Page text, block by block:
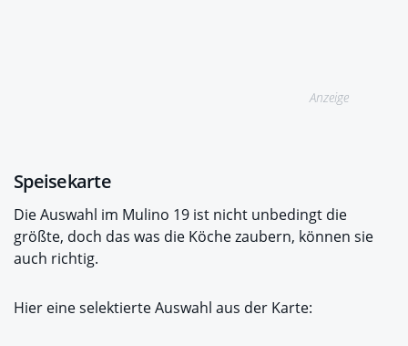
Anzeige
Speisekarte
Die Auswahl im Mulino 19 ist nicht unbedingt die
größte, doch das was die Köche zaubern, können sie
auch richtig.
Hier eine selektierte Auswahl aus der Karte: